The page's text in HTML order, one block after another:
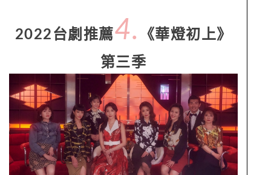
2022台劇推薦4.
《華燈初上》
第三季